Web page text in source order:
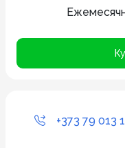
+373 79 013